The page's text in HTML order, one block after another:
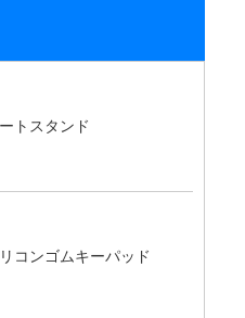
トスタンド
コンゴムキーパッド